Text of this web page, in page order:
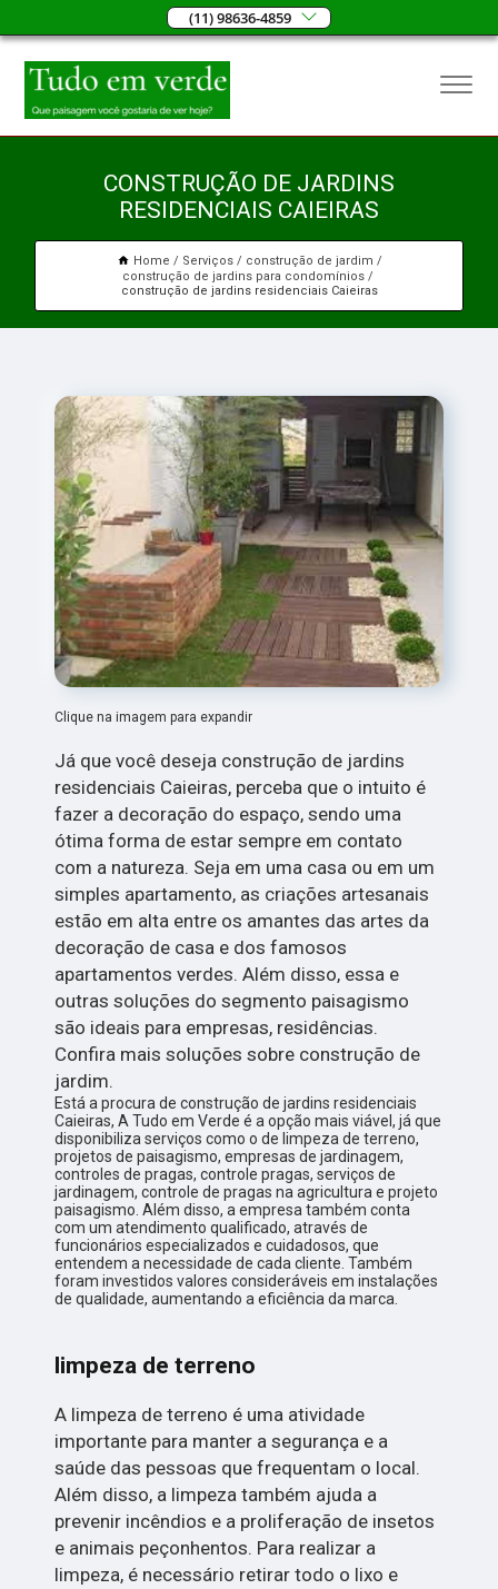
(11) 98636-4859
CONSTRUÇÃO DE JARDINS
RESIDENCIAIS CAIEIRAS
Home Serviços
construção de jardim
construção de jardins para condomínios
construção de jardins residenciais Caieiras
Clique na imagem para expandir
Já que você deseja construção de jardins
residenciais Caieiras, perceba que o intuito é
fazer a decoração do espaço, sendo uma
ótima forma de estar sempre em contato
com a natureza. Seja em uma casa ou em um
simples apartamento, as criações artesanais
estão em alta entre os amantes das artes da
decoração de casa e dos famosos
apartamentos verdes. Além disso, essa e
outras soluções do segmento paisagismo
são ideais para empresas, residências.
Confira mais soluções sobre construção de
jardim.
Está a procura de construção de jardins residenciais
Caieiras, A Tudo em Verde é a opção mais viável, já que
disponibiliza serviços como o de limpeza de terreno,
projetos de paisagismo, empresas de jardinagem,
controles de pragas, controle pragas, serviços de
jardinagem, controle de pragas na agricultura e projeto
paisagismo. Além disso, a empresa também conta
com um atendimento qualificado, através de
funcionários especializados e cuidadosos, que
entendem a necessidade de cada cliente. Também
foram investidos valores consideráveis em instalações
de qualidade, aumentando a eficiência da marca.
limpeza de terreno
A limpeza de terreno é uma atividade
importante para manter a segurança e a
saúde das pessoas que frequentam o local.
Além disso, a limpeza também ajuda a
prevenir incêndios e a proliferação de insetos
e animais peçonhentos. Para realizar a
limpeza, é necessário retirar todo o lixo e